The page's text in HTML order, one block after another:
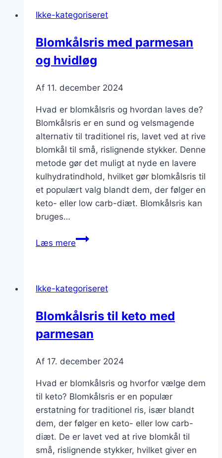
for
sødere
smag
Ikke-kategoriseret
Blomkålsris med parmesan
og hvidløg
Af 11. december 2024
Hvad er blomkålsris og hvordan laves de?
Blomkålsris er en sund og velsmagende
alternativ til traditionel ris, lavet ved at rive
blomkål til små, rislignende stykker. Denne
metode gør det muligt at nyde en lavere
kulhydratindhold, hvilket gør blomkålsris til
et populært valg blandt dem, der følger en
keto- eller low carb-diæt. Blomkålsris kan
bruges…
Læs mereBlomkålsris
hvidløg
Ikke-kategoriseret
Blomkålsris til keto med
parmesan
Af 17. december 2024
Hvad er blomkålsris og hvorfor vælge dem
til keto? Blomkålsris er en populær
erstatning for traditionel ris, især blandt
dem, der følger en keto- eller low carb-
diæt. De er lavet ved at rive blomkål til
små, rislignende stykker, hvilket giver en